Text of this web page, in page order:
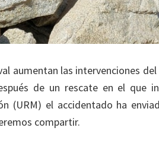
aumentan las intervenciones
de un rescate en el que
(URM) el accidentado ha
compartir.